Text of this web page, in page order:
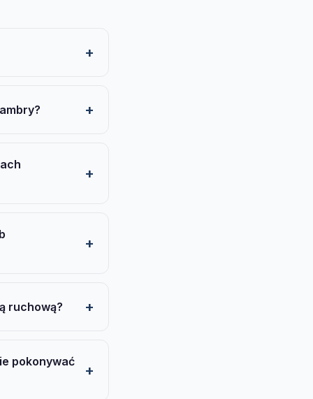
ruchową?
pokonywać